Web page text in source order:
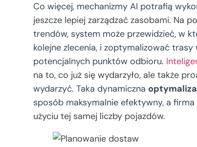
Co więcej, mechanizmy AI potrafią
jeszcze lepiej zarządzać zasobami. Na
trendów, system może przewidzieć, w
kolejne zlecenia, i zoptymalizować
potencjalnych punktów odbioru.
na to, co już się wydarzyło, ale także
wydarzyć. Taka dynamiczna
sposób maksymalnie efektywny, a
użyciu tej samej liczby pojazdów.